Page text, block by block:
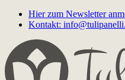
Hier zum Newsletter
Kontakt: